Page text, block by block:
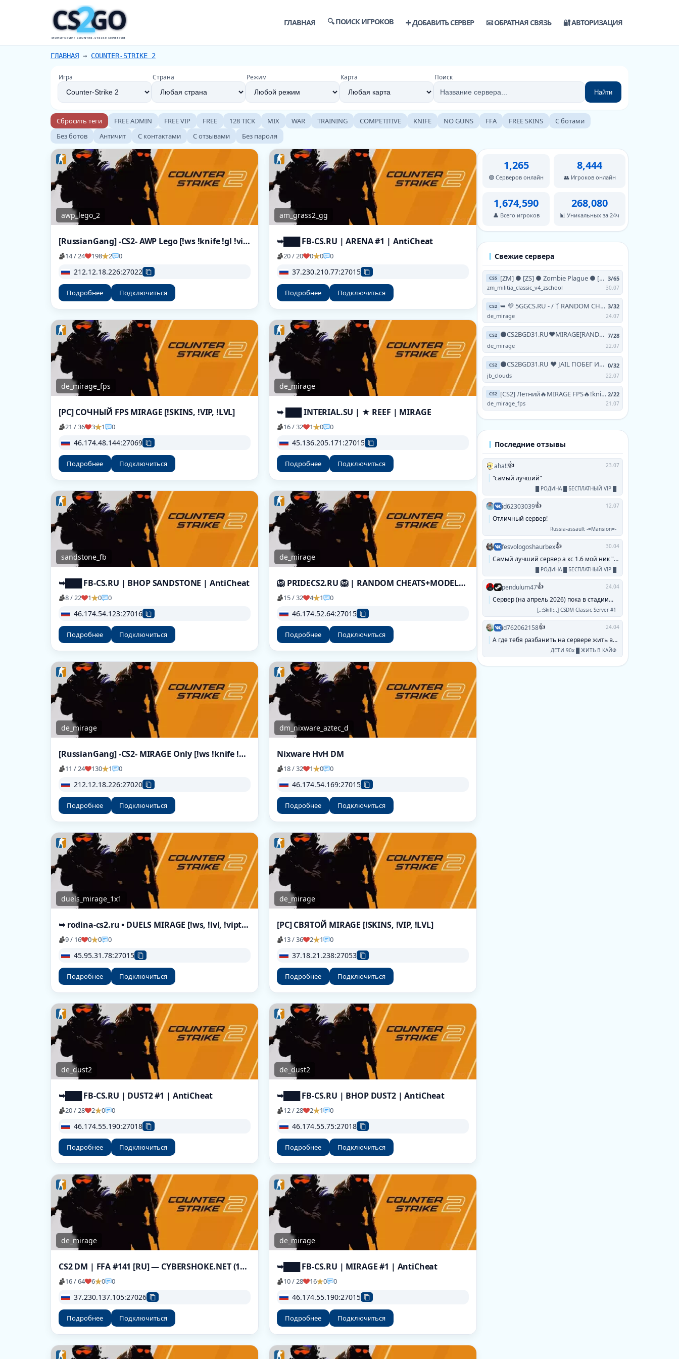
CS GO
2
МОНИТОРИНГ COUNTER-STRIKE СЕРВЕРОВ
ГЛАВНАЯ 🔍 ПОИСК ИГРОКОВ ➕ ДОБАВИТЬ СЕРВЕР 📧 ОБРАТНАЯ СВЯЗЬ 🔐 АВТОРИЗАЦИЯ
ГЛАВНАЯ → COUNTER-STRIKE 2
Игра Страна Режим Карта Поиск
Найти
Сбросить теги FREE ADMIN FREE VIP FREE 128 TICK MIX WAR TRAINING COMPETITIVE KNIFE NO GUNS FFA FREE SKINS
С ботами
Без ботов
Античит С контактами С отзывами Без пароля
awp_lego_2
[RussianGang] -CS2- AWP Lego [!ws !knife !gl !viptest]
14 / 24 198 2 0
212.12.18.226:27022
Подробнее Подключиться
am_grass2_gg
➥███ FB-CS.RU | ARENA #1 | AntiCheat
20 / 20 0 0 0
37.230.210.77:27015
Подробнее Подключиться
de_mirage_fps
[РС] СОЧНЫЙ FPS MIRAGE [!SKINS, !VIP, !LVL]
21 / 36 3 1 0
46.174.48.144:27069
Подробнее Подключиться
de_mirage
➥ ███ INTERIAL.SU | ★ REEF | MIRAGE
16 / 32 1 0 0
45.136.205.171:27015
Подробнее Подключиться
sandstone_fb
➥███ FB-CS.RU | BHOP SANDSTONE | AntiCheat
8 / 22 1 0 0
46.174.54.123:27016
Подробнее Подключиться
de_mirage
🦁 PRIDECS2.RU 🦁 | RANDOM CHEATS+MODELS #1 🔪 БЕСПЛ
15 / 32 4 1 0
46.174.52.64:27015
Подробнее Подключиться
de_mirage
[RussianGang] -CS2- MIRAGE Only [!ws !knife !gl !viptest]
11 / 24 130 1 0
212.12.18.226:27020
Подробнее Подключиться
dm_nixware_aztec_d
Nixware HvH DM
18 / 32 1 0 0
46.174.54.169:27015
Подробнее Подключиться
duels_mirage_1x1
➥ rodina-cs2.ru • DUELS MIRAGE [!ws, !lvl, !viptest]
9 / 16 0 0 0
45.95.31.78:27015
Подробнее Подключиться
de_mirage
[РС] СВЯТОЙ MIRAGE [!SKINS, !VIP, !LVL]
13 / 36 2 1 0
37.18.21.238:27053
Подробнее Подключиться
de_dust2
➥███ FB-CS.RU | DUST2 #1 | AntiCheat
20 / 28 2 0 0
46.174.55.190:27018
Подробнее Подключиться
de_dust2
➥███ FB-CS.RU | BHOP DUST2 | AntiCheat
12 / 28 2 1 0
46.174.55.75:27018
Подробнее Подключиться
de_mirage
CS2 DM | FFA #141 [RU] — CYBERSHOKE.NET (16 SLOTS)
16 / 64 6 0 0
37.230.137.105:27026
Подробнее Подключиться
de_mirage
➥███ FB-CS.RU | MIRAGE #1 | AntiCheat
10 / 28 16 0 0
46.174.55.190:27015
Подробнее Подключиться
1,265
🟢 Серверов онлайн
8,444
👥 Игроков онлайн
1,674,590
👤 Всего игроков
268,080
📊 Уникальных за 24ч
Свежие сервера
CSS [ZM] ● [ZS] ● Zombie Plague ● [NO-STEAM | V93 | 24/7] 3/65
zm_militia_classic_v4_zschool
30.07
CS2 ➥ 💜 5GGCS.RU - / ᛉ RANDOM CHEATS / 💜 TERRA ツ 3/32
de_mirage
24.07
CS2 ⚫CS2BGD31.RU❤MIRAGE[RANDOM CHEATS+!VIPTEST,!SKINS] 7/28
de_mirage
22.07
CS2 ⚫CS2BGD31.RU ❤ JAIL ПОБЕГ ИЗ АДА [FREE HOOK|GRAB| 0/32
jb_clouds
22.07
CS2 [CS2] Летний🔥MIRAGE FPS🔥!knife !skins !testvip 2/22
de_mirage_fps
21.07
Последние отзывы
aha!!👍 23.07
"самый лучший"
█ РОДИНА █ БЕСПЛАТНЫЙ VIP █
id62303039👍 12.07
Отличный сервер!
Russia-assault -=Mansion=-
fesvologoshaurbex👍 30.04
Самый лучший сервер а кс 1.6 мой ник "паук...
█ РОДИНА █ БЕСПЛАТНЫЙ VIP █
pendulum47👍 24.04
Сервер (на апрель 2026) пока в стадии...
[..:Skill:..] CSDM Classic Server #1
id762062158👍 24.04
А где тебя разбанить на сервере жить в кайф...
ДЕТИ 90х █ ЖИТЬ В КАЙФ